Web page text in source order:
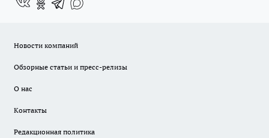
Новости компаний
Обзорные статьи и пресс-релизы
О нас
Контакты
Редакционная политика